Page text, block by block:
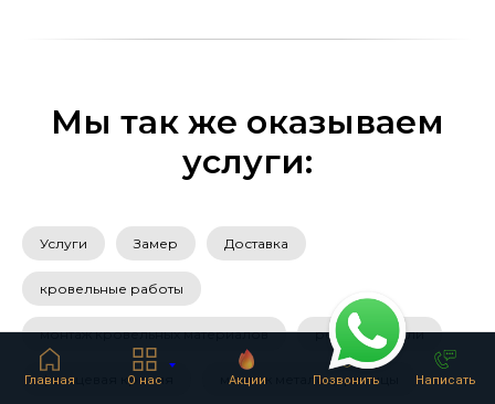
Главная О нас Акции Позвонить Написать
Мы так же оказываем
услуги:
Услуги Замер Доставка
кровельные работы
монтаж кровельных материалов ремонт кровли
фальцевая кровля монтаж металоцерепицы